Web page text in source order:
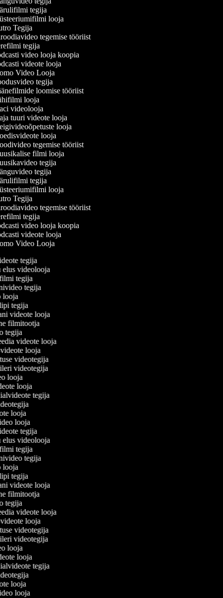
tegija
looja
Tegija
tegemise tööriist
tegija
video looja koopia
videote looja
Video Looja
tegija
loomise tööriist
looja
videolooja
tuuri videote looja
looja
looja
tegemise tööriist
filmi looja
tegija
tegija
tegija
looja
Tegija
tegemise tööriist
tegija
video looja koopia
videote looja
Video Looja
tegija
elus videolooja
tegija
tegija
looja
tegija
videote looja
filmitootja
tegija
videote looja
videote looja
videotegija
videotegija
looja
looja
tegija
looja
looja
tegija
elus videolooja
tegija
tegija
looja
tegija
videote looja
filmitootja
tegija
videote looja
videote looja
videotegija
videotegija
looja
looja
tegija
looja
looja